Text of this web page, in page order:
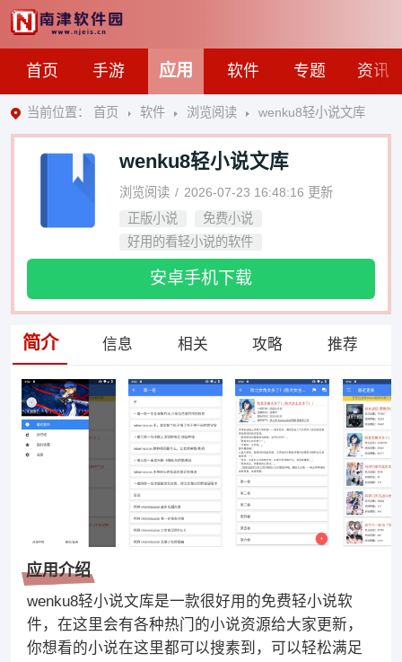
首页 手游 应用 软件 专题 资讯
当前位置： 首页 软件 浏览阅读 wenku8轻小说文库
wenku8轻小说文库
浏览阅读 2026-07-23 16:48:16 更新
正版小说
免费小说
好用的看轻小说的软件
安卓手机下载
简介 信息 相关 攻略 推荐
应用介绍
wenku8轻小说文库是一款很好用的免费轻小说软
件，在这里会有各种热门的小说资源给大家更新，
你想看的小说在这里都可以搜素到，可以轻松满足